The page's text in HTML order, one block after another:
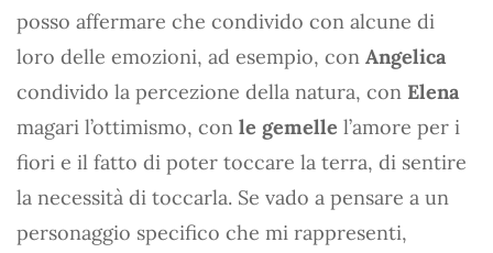
posso affermare che condivido con alcune di
loro delle emozioni, ad esempio, con Angelica
condivido la percezione della natura, con Elena
magari l’ottimismo, con le gemelle l’amore per i
fiori e il fatto di poter toccare la terra, di sentire
la necessità di toccarla. Se vado a pensare a un
personaggio specifico che mi rappresenti,